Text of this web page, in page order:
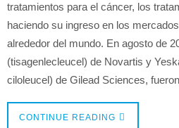
tratamientos para el cáncer, los
haciendo su ingreso en los
alrededor del mundo. En agosto de
(tisagenlecleucel) de Novartis y
ciloleucel) de Gilead Sciences,
CONTINUE READING